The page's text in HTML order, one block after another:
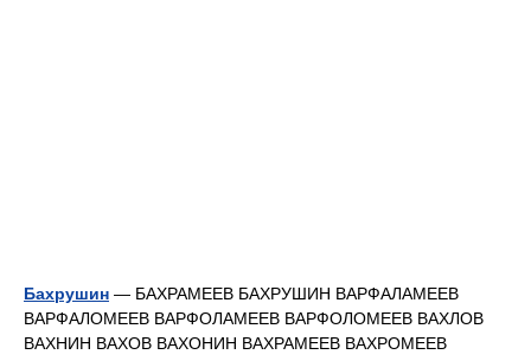
Бахрушин — БАХРАМЕЕВ БАХРУШИН ВАРФАЛАМЕЕВ
ВАРФАЛОМЕЕВ ВАРФОЛАМЕЕВ ВАРФОЛОМЕЕВ ВАХЛОВ
ВАХНИН ВАХОВ ВАХОНИН ВАХРАМЕЕВ ВАХРОМЕЕВ